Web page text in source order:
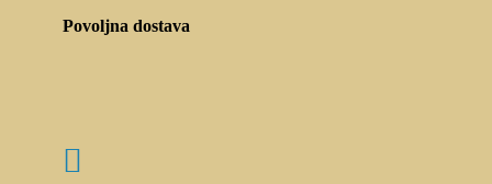
Povoljna dostava
